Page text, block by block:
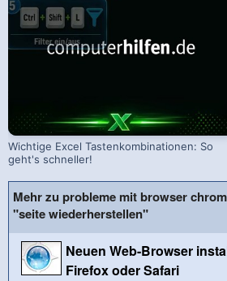
Wichtige Excel Tastenkombinationen: So
geht's schneller!
Mehr zu probleme mit browser
"seite wiederherstellen"
Neuen Web-Browser
Firefox oder Safari